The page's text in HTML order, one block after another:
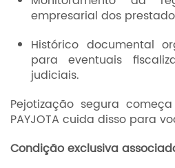
empresarial dos
Histórico documental
para eventuais
judiciais.
Pejotização segura
PAYJOTA cuida disso para
Condição exclusiva